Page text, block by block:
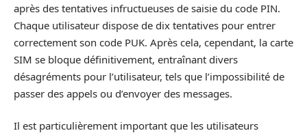
après des tentatives infructueuses de saisie du code PIN.
Chaque utilisateur dispose de dix tentatives pour entrer
correctement son code PUK. Après cela, cependant, la carte
SIM se bloque définitivement, entraînant divers
désagréments pour l’utilisateur, tels que l’impossibilité de
passer des appels ou d’envoyer des messages.
Il est particulièrement important que les utilisateurs